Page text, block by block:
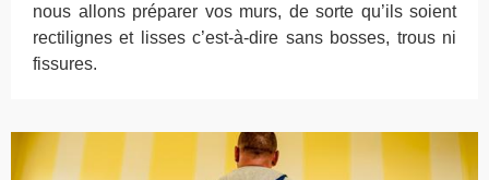
nous allons préparer vos murs, de sorte qu’ils soient
rectilignes et lisses c’est-à-dire sans bosses, trous ni
fissures.